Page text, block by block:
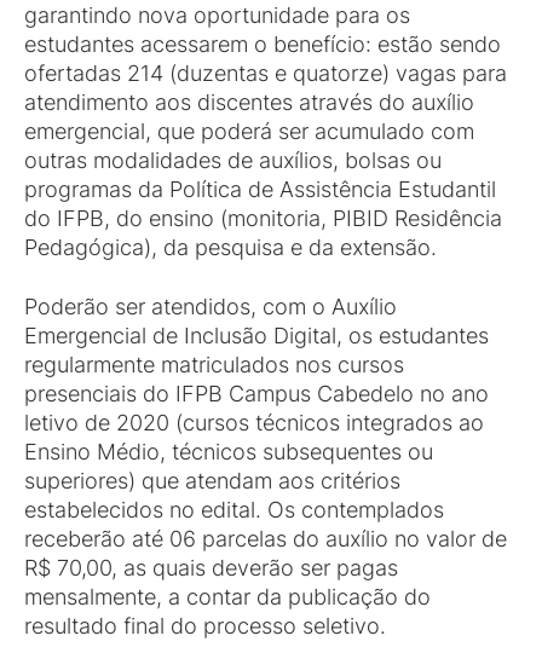
garantindo nova oportunidade para os
estudantes acessarem o benefício: estão sendo
ofertadas 214 (duzentas e quatorze) vagas para
atendimento aos discentes através do auxílio
emergencial, que poderá ser acumulado com
outras modalidades de auxílios, bolsas ou
programas da Política de Assistência Estudantil
do IFPB, do ensino (monitoria, PIBID Residência
Pedagógica), da pesquisa e da extensão.
Poderão ser atendidos, com o Auxílio
Emergencial de Inclusão Digital, os estudantes
regularmente matriculados nos cursos
presenciais do IFPB Campus Cabedelo no ano
letivo de 2020 (cursos técnicos integrados ao
Ensino Médio, técnicos subsequentes ou
superiores) que atendam aos critérios
estabelecidos no edital. Os contemplados
receberão até 06 parcelas do auxílio no valor de
R$ 70,00, as quais deverão ser pagas
mensalmente, a contar da publicação do
resultado final do processo seletivo.